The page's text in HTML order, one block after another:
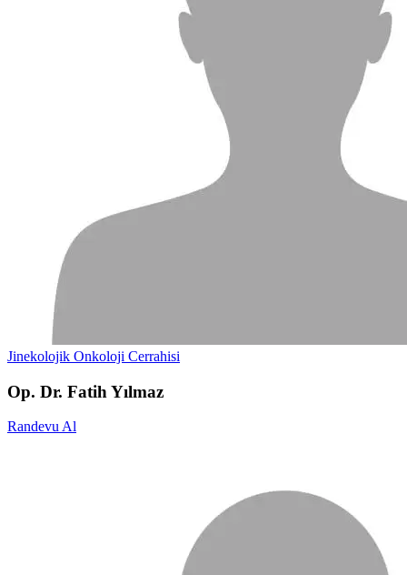
Jinekolojik Onkoloji Cerrahisi
Op. Dr. Fatih Yılmaz
Randevu Al